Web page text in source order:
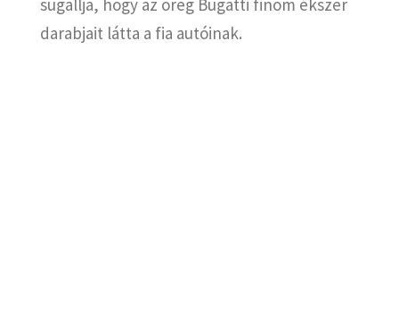
sugallja, hogy az öreg Bugatti finom ékszer
darabjait látta a fia autóinak.